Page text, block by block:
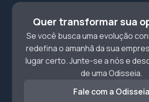
Quer transformar sua
Se você busca uma evolução
redefina o amanhã da sua
lugar certo. Junte-se a nós e
de uma Odisseia.
Fale com a Odisseia